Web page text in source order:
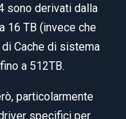
sono derivati dalla
16 TB (invece che
di Cache di sistema
a 512TB.
particolarmente
specifici per